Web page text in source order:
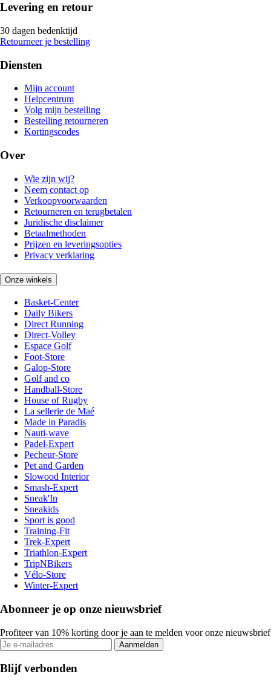
Levering en retour
30 dagen bedenktijd
Retourneer je bestelling
Diensten
Mijn account
Helpcentrum
Volg mijn bestelling
Bestelling retourneren
Kortingscodes
Over
Wie zijn wij?
Neem contact op
Verkoopvoorwaarden
Retourneren en terugbetalen
Juridische disclaimer
Betaalmethoden
Prijzen en leveringsopties
Privacy verklaring
Onze winkels
Basket-Center
Daily Bikers
Direct Running
Direct-Volley
Espace Golf
Foot-Store
Galop-Store
Golf and co
Handball-Store
House of Rugby
La sellerie de Maé
Made in Paradis
Nauti-wave
Padel-Expert
Pecheur-Store
Pet and Garden
Slowood Interior
Smash-Expert
Sneak'In
Sneakids
Sport is good
Training-Fit
Trek-Expert
Triathlon-Expert
TripNBikers
Vélo-Store
Winter-Expert
Abonneer je op onze nieuwsbrief
Profiteer van 10% korting door je aan te melden voor onze nieuwsbrief
Aanmelden
Blijf verbonden